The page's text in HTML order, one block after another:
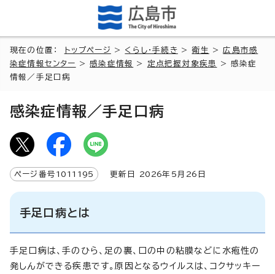
現在の位置： トップページ > くらし・手続き >衛生 >広島市感
染症情報センター
>感染症情報 > 定点把握対象疾患
> 感染症
情報／手足口病
感染症情報／手足口病
ページ番号 1011195 更新日 2026年5月 26 日
手足口病とは
手足口病は、手のひら、足の裏、口の中の粘膜などに水疱性の
発しんができる疾患です。原因となるウイルスは、コクサッキー